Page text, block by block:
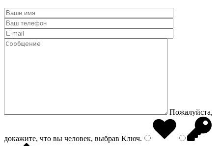
Пожалуйста,
докажите, что вы человек, выбрав Ключ.